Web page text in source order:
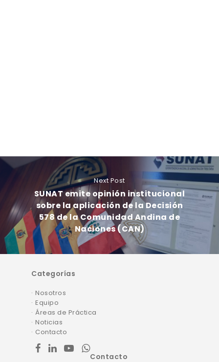
Next Post
SUNAT emite opinión institucional
sobre la aplicación de la Decisión
578 de la Comunidad Andina de
Naciones (CAN)
Categorías
Nosotros
Equipo
Áreas de Práctica
Noticias
Contacto
facebook
linkedinyoutubewhatsapp
Contacto